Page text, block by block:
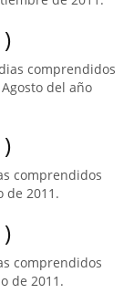
comprendidos
del año
comprendidos
de 2011.
comprendidos
de 2011.